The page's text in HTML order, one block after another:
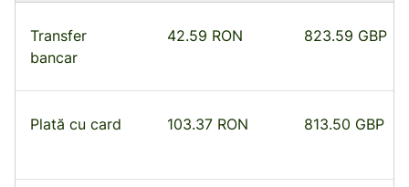
Transfer
bancar
42.59 RON 823.59 GBP
Plată cu card 103.37 RON 813.50 GBP